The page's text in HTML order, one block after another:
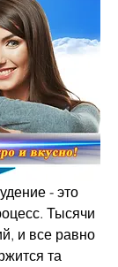
- это
Тысячи
и все равно
та